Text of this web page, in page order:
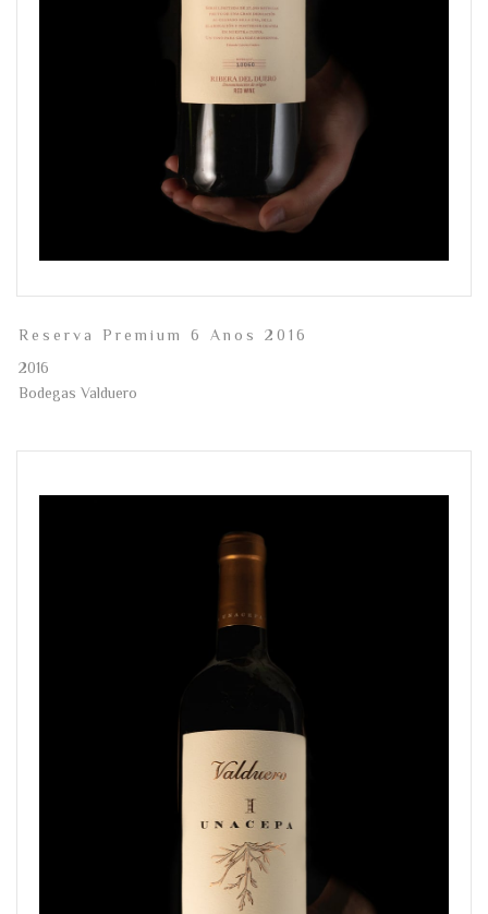
Reserva Premium 6 Anos 2016
2016
Bodegas Valduero